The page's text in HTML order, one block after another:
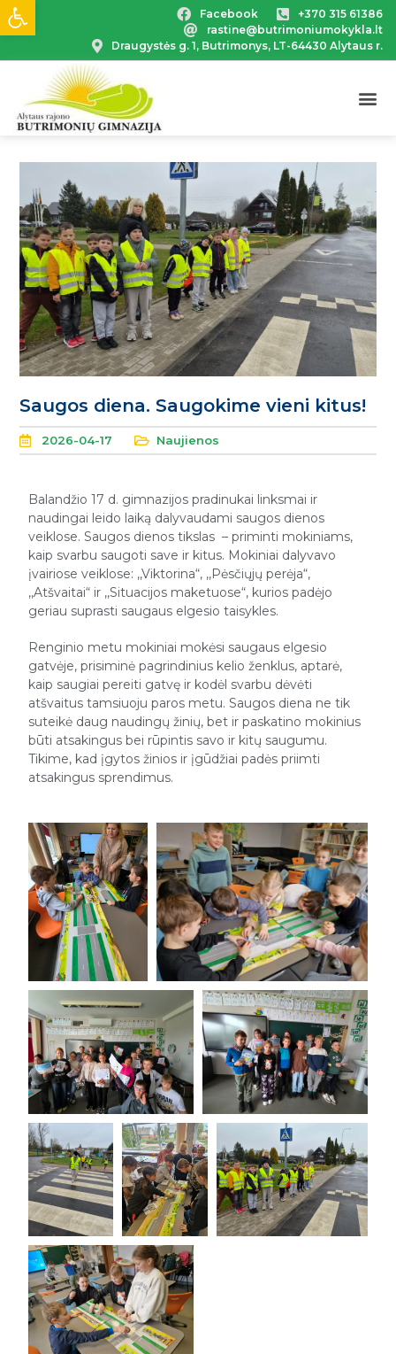
Facebook
+370 315 61386
rastine@butrimoniumokykla.lt
Draugystės g. 1, Butrimonys, LT-64430 Alytaus r.
Saugos diena. Saugokime vieni kitus!
2026-04-17 Naujienos
Balandžio 17 d. gimnazijos pradinukai linksmai ir
naudingai leido laiką dalyvaudami saugos dienos
veiklose. Saugos dienos tikslas – priminti mokiniams,
kaip svarbu saugoti save ir kitus. Mokiniai dalyvavo
įvairiose veiklose: ,,Viktorina“, ,,Pėsčiųjų perėja“,
,,Atšvaitai“ ir ,,Situacijos maketuose“, kurios padėjo
geriau suprasti saugaus elgesio taisykles.
Renginio metu mokiniai mokėsi saugaus elgesio
gatvėje, prisiminė pagrindinius kelio ženklus, aptarė,
kaip saugiai pereiti gatvę ir kodėl svarbu dėvėti
atšvaitus tamsiuoju paros metu. Saugos diena ne tik
suteikė daug naudingų žinių, bet ir paskatino mokinius
būti atsakingus bei rūpintis savo ir kitų saugumu.
Tikime, kad įgytos žinios ir įgūdžiai padės priimti
atsakingus sprendimus.